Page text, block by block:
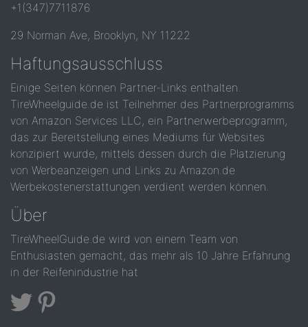
+1(347)7711876
29 Norman Ave, Brooklyn, NY 11222
Haftungsausschluss
Einige Seiten können Partner-Links enthalten.
TireWheelguide.de ist Teilnehmer des Partnerprogramms
von Amazon Services LLC, ein Partnerwerbeprogramm,
das zur Bereitstellung eines Mediums für Websites
konzipiert wurde, mittels dessen durch die Platzierung
von Werbeanzeigen und Links zu Amazon.de
Werbekostenerstattungen verdient werden können.
Über
TireWheelGuide.de wird von einem Team von
Enthusiasten gemacht, das mehr als 10 Jahre Erfahrung
in der Reifenindustrie hat